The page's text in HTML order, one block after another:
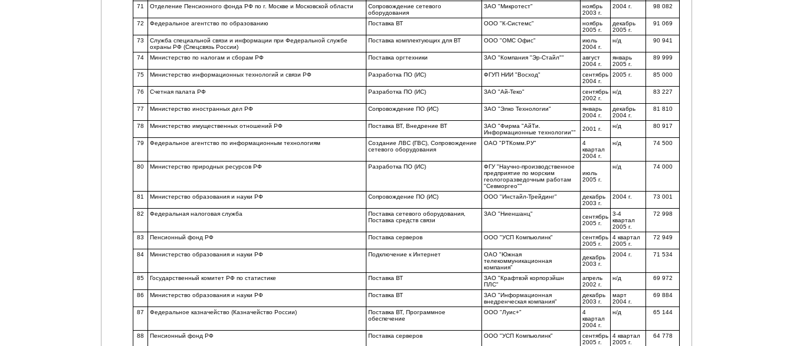
71 Отделение Пенсионного фонда РФ по г. Москве и Московской области
Сопровождение сетевого
оборудования
ЗАО "Микротест"
ноябрь
2003 г.
2004 г. 98 082
72 Федеральное агентство по образованию Поставка ВТ ООО "К-Системс"
ноябрь
2005 г.
декабрь
2005 г.
91 069
73
Служба специальной связи и информации при Федеральной службе
охраны РФ (Спецсвязь России)
Поставка комплектующих для ВТ ООО "ОМС Офис"
июль
2004 г.
н/д 90 941
74 Министерство по налогам и сборам РФ Поставка оргтехники ЗАО "Компания "Эр-Стайл""
август
2004 г.
январь
2005 г.
89 999
75 Министерство информационных технологий и связи РФ Разработка ПО (ИС) ФГУП НИИ "Восход"
сентябрь
2004 г.
2005 г. 85 000
76 Счетная палата РФ Разработка ПО (ИС) ЗАО "Ай-Теко"
сентябрь
2002 г.
н/д 83 227
77 Министерство иностранных дел РФ Сопровождение ПО (ИС) ЗАО "Элко Технологии"
январь
2004 г.
декабрь
2004 г.
81 810
78 Министерство имущественных отношений РФ Поставка ВТ, Внедрение ВТ
ЗАО "Фирма "АйТи.
Информационные технологии""
2001 г. н/д 80 917
79 Федеральное агентство по информационным технологиям
Создание ЛВС (ГВС), Сопровождение
сетевого оборудования
ОАО "РТКомм.РУ"
4
квартал
2004 г.
н/д 74 500
80 Министерство природных ресурсов РФ Разработка ПО (ИС)
ФГУ "Научно-производственное
предприятие по морским
геологоразведочным работам
"Севморгео""
июль
2005 г.
н/д 74 000
81 Министерство образования и науки РФ Сопровождение ПО (ИС) ООО "Инстайл-Трейдинг"
декабрь
2003 г.
2004 г. 73 001
82 Федеральная налоговая служба
Поставка сетевого оборудования,
Поставка средств связи
ЗАО "Ниеншанц"
сентябрь
2005 г.
3-4
квартал
2005 г.
72 998
83 Пенсионный фонд РФ Поставка серверов ООО "УСП Компьюлинк"
сентябрь
2005 г.
4 квартал
2005 г.
72 949
84 Министерство образования и науки РФ Подключение к Интернет
ОАО "Южная
телекоммуникационная
компания”
декабрь
2003 г.
2004 г. 71 534
85 Государственный комитет РФ по статистике Поставка ВТ
ЗАО "Крафтвэй корпорэйшн
ПЛС"
апрель
2002 г.
н/д 69 972
86 Министерство образования и науки РФ Поставка ВТ
ЗАО "Информационная
внедренческая компания"
декабрь
2003 г.
март
2004 г.
69 884
87 Федеральное казначейство (Казначейство России)
Поставка ВТ, Программное
обеспечение
ООО "Луис+"
4
квартал
2004 г.
н/д 65 144
88 Пенсионный фонд РФ Поставка серверов ООО "УСП Компьюлинк"
сентябрь
2005 г.
4 квартал
2005 г.
64 778